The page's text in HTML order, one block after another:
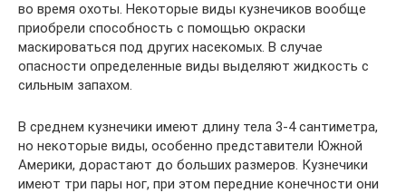
во время охоты. Некоторые виды кузнечиков вообще
приобрели способность с помощью окраски
маскироваться под других насекомых. В случае
опасности определенные виды выделяют жидкость с
сильным запахом.
В среднем кузнечики имеют длину тела 3-4 сантиметра,
но некоторые виды, особенно представители Южной
Америки, дорастают до больших размеров. Кузнечики
имеют три пары ног, при этом передние конечности они